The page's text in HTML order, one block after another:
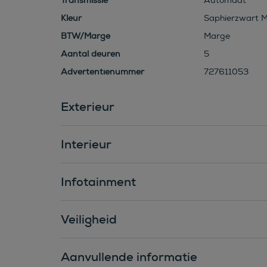
Kleur
Saphierzwart
BTW/Marge
Marge
Aantal deuren
5
Advertentienummer
727611053
Exterieur
Interieur
Infotainment
Veiligheid
Aanvullende informatie